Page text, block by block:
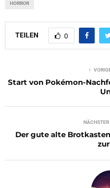
HORROR
TEILEN 0
Start von Pokémon-
NÄCHSTER
Der gute alte